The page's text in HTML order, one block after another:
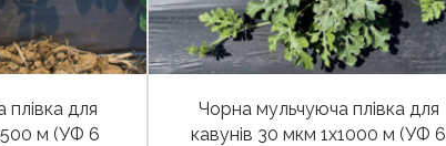
для
м (УФ 6
Чорна мульчуюча плівка для
кавунів 30 мкм 1х1000 м (УФ 6